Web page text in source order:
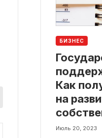
БИЗНЕС
Как
на
Июль 20, 2023